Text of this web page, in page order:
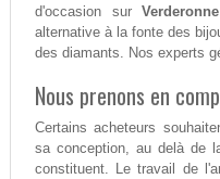
d'occasion surVerderonne
alternative à la fonte des
des diamants. Nos experts
Nous prenons en
Certains acheteurs
sa conception, au delà de
constituent. Le travail de